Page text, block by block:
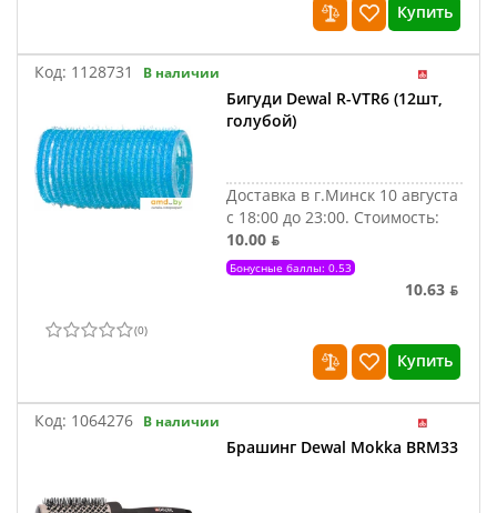
Купить
Код: 1128731 В наличии
Бигуди Dewal R-VTR6 (12шт,
голубой)
Доставка в г.Минск 10 августа
с 18:00 до 23:00. Стоимость:
10.00 ƃ
Бонусные баллы: 0.53
10.63 ƃ
(0)
Купить
Код: 1064276 В наличии
Брашинг Dewal Mokka BRM33